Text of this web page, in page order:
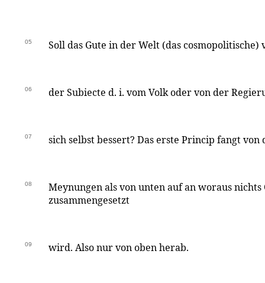
05 Soll das Gute in der Welt (das cosmopolitische)
06 der Subiecte d. i. vom Volk oder von der
07 sich selbst bessert? Das erste Princip fangt
08
Meynungen als von unten auf an woraus
zusammengesetzt
09 wird. Also nur von oben herab.